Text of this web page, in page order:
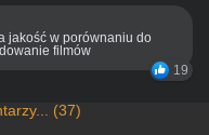
jakość w porównaniu do
filmów
19
(37)